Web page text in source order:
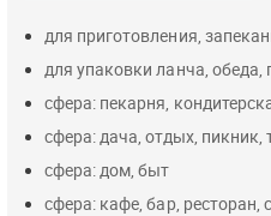
для приготовления,
для упаковки ланча, обеда,
сфера: пекарня,
сфера: дача, отдых, пикник,
сфера: дом, быт
сфера: кафе, бар, ресторан,